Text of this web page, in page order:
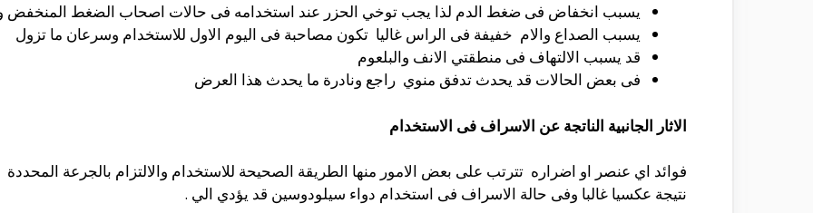
يسبب انخفاض فى ضغط الدم لذا يجب توخي الحزر عند استخدامه فى حالات اصحاب الضغط المنخفض
يسبب الصداع والام خفيفة فى الراس غاليا تكون مصاحبة فى اليوم الاول للاستخدام وسرعان ما تزول
قد يسبب الالتهاف فى منطقتي الانف والبلعوم
فى بعض الحالات قد يحدث تدفق منوي راجع ونادرة ما يحدث هذا العرض
الاثار الجانبية الناتجة عن الاسراف فى الاستخدام
فوائد اي عنصر او اضراره تترتب على بعض الامور منها الطريقة الصحيحة للاستخدام والالتزام بالجرعة
نتيجة عكسيا غالبا وفى حالة الاسراف فى استخدام دواء سيلودوسين قد يؤدي الي .